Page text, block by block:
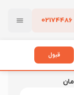
02174486
پاک کردن
ورق روغنی فولاد غرب st12 ضخامت 0.9 عرض
قبول